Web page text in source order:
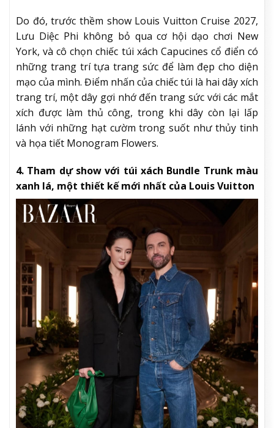
Do đó, trước thềm show Louis Vuitton Cruise 2027,
Lưu Diệc Phi không bỏ qua cơ hội dạo chơi New
York, và cô chọn chiếc túi xách Capucines cổ điển có
những trang trí tựa trang sức để làm đẹp cho diện
mạo của mình. Điểm nhấn của chiếc túi là hai dây xích
trang trí, một dây gợi nhớ đến trang sức với các mắt
xích được làm thủ công, trong khi dây còn lại lấp
lánh với những hạt cườm trong suốt như thủy tinh
và họa tiết Monogram Flowers.
4. Tham dự show với túi xách Bundle Trunk màu
xanh lá, một thiết kế mới nhất của Louis Vuitton